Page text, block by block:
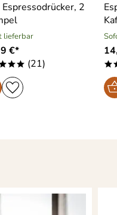
mega schnell... bin
2
lieferbar
€*
(21)